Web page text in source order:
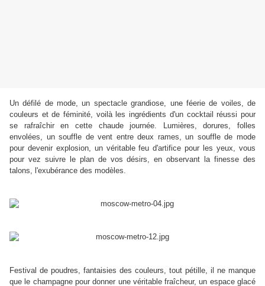
Un défilé de mode, un spectacle grandiose, une féerie de voiles, de
couleurs et de féminité, voilà les ingrédients d'un cocktail réussi pour
se rafraîchir en cette chaude journée. Lumières, dorures, folles
envolées, un souffle de vent entre deux rames, un souffle de mode
pour devenir explosion, un véritable feu d'artifice pour les yeux, vous
pour vez suivre le plan de vos désirs, en observant la finesse des
talons, l'exubérance des modèles.
Festival de poudres, fantaisies des couleurs, tout pétille, il ne manque
que le champagne pour donner une véritable fraîcheur, un espace glacé